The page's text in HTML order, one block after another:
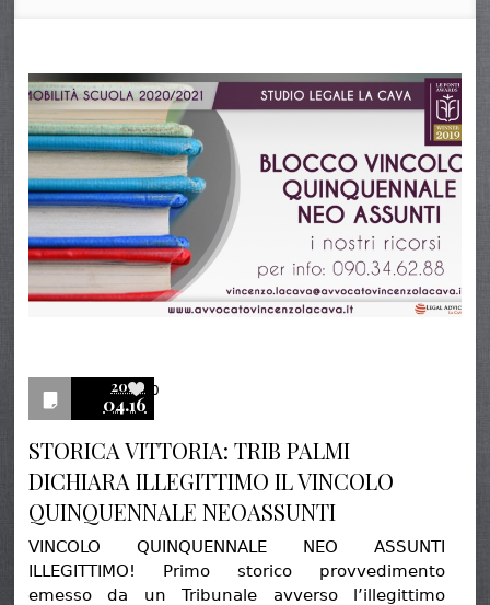
2020
04.16
0
STORICA VITTORIA: TRIB PALMI
DICHIARA ILLEGITTIMO IL VINCOLO
QUINQUENNALE NEOASSUNTI
VINCOLO QUINQUENNALE NEO ASSUNTI
ILLEGITTIMO! Primo storico provvedimento
emesso da un Tribunale avverso l’illegittimo